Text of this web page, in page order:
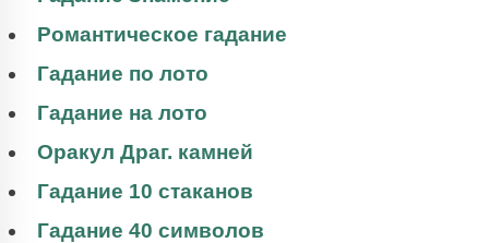
Романтическое гадание
Гадание по лото
Гадание на лото
Оракул Драг. камней
Гадание 10 стаканов
Гадание 40 символов